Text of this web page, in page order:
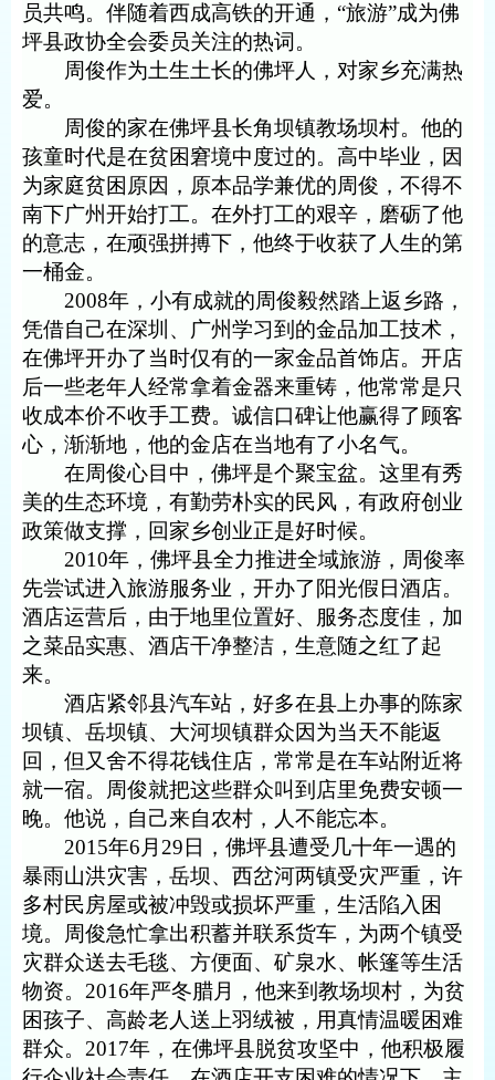
员共鸣。伴随着西成高铁的开通，“旅游”成为佛
坪县政协全会委员关注的热词。
周俊作为土生土长的佛坪人，对家乡充满热
爱。
周俊的家在佛坪县长角坝镇教场坝村。他的
孩童时代是在贫困窘境中度过的。高中毕业，因
为家庭贫困原因，原本品学兼优的周俊，不得不
南下广州开始打工。在外打工的艰辛，磨砺了他
的意志，在顽强拼搏下，他终于收获了人生的第
一桶金。
2008年，小有成就的周俊毅然踏上返乡路，
凭借自己在深圳、广州学习到的金品加工技术，
在佛坪开办了当时仅有的一家金品首饰店。开店
后一些老年人经常拿着金器来重铸，他常常是只
收成本价不收手工费。诚信口碑让他赢得了顾客
心，渐渐地，他的金店在当地有了小名气。
在周俊心目中，佛坪是个聚宝盆。这里有秀
美的生态环境，有勤劳朴实的民风，有政府创业
政策做支撑，回家乡创业正是好时候。
2010年，佛坪县全力推进全域旅游，周俊率
先尝试进入旅游服务业，开办了阳光假日酒店。
酒店运营后，由于地里位置好、服务态度佳，加
之菜品实惠、酒店干净整洁，生意随之红了起
来。
酒店紧邻县汽车站，好多在县上办事的陈家
坝镇、岳坝镇、大河坝镇群众因为当天不能返
回，但又舍不得花钱住店，常常是在车站附近将
就一宿。周俊就把这些群众叫到店里免费安顿一
晚。他说，自己来自农村，人不能忘本。
2015年6 月 29 日，佛坪县遭受几十年一遇的
暴雨山洪灾害，岳坝、西岔河两镇受灾严重，许
多村民房屋或被冲毁或损坏严重，生活陷入困
境。周俊急忙拿出积蓄并联系货车，为两个镇受
灾群众送去毛毯、方便面、矿泉水、帐篷等生活
物资。 2016年严冬腊月，他来到教场坝村，为贫
困孩子、高龄老人送上羽绒被，用真情温暖困难
群众。 2017年，在佛坪县脱贫攻坚中，他积极履